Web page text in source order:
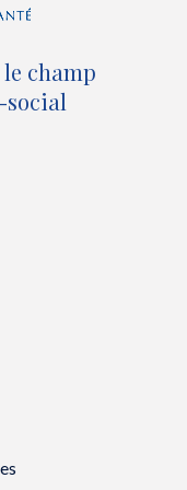
(
n
o
champ